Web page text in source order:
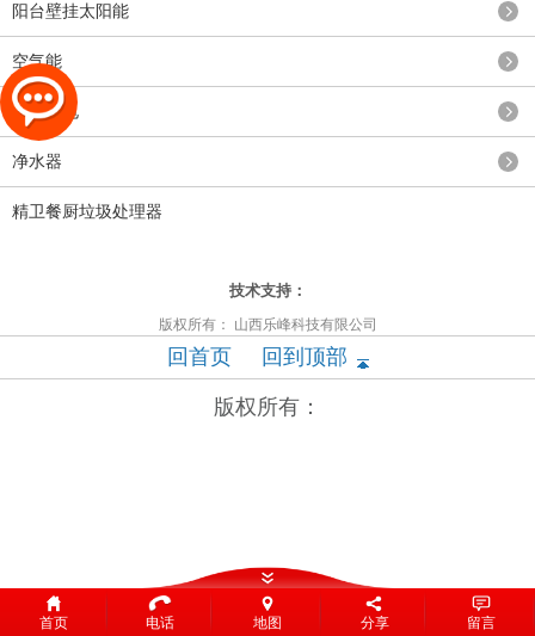
阳台壁挂太阳能
空气能
光伏发电
净水器
精卫餐厨垃圾处理器
技术支持：
版权所有： 山西乐峰科技有限公司
回首页 回到顶部
版权所有：
首页 电话 地图 分享 留言